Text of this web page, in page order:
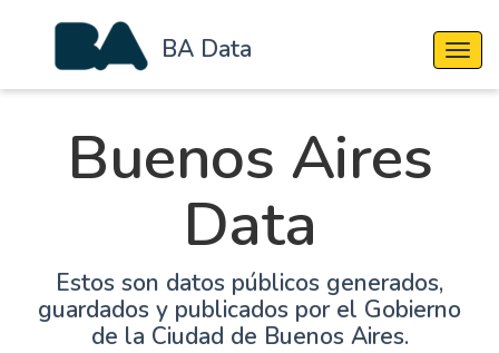
BA Data
Buenos Aires
Data
Estos son datos públicos generados,
guardados y publicados por el Gobierno
de la Ciudad de Buenos Aires.